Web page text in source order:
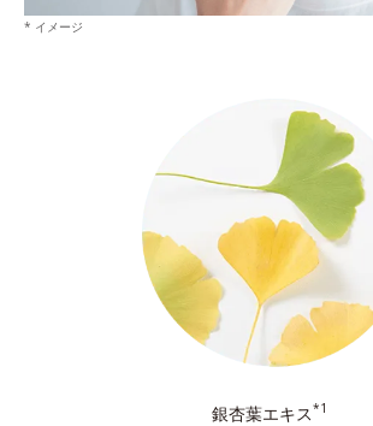
* イメージ
銀杏葉エキス*1